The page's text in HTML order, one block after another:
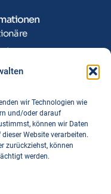
wir Technologien wie
und/oder darauf
können wir Daten
Website verarbeiten.
zurückziehst, können
werden.